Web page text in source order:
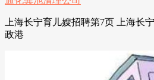
上海长宁育儿嫂招聘第7页 上海长
政港